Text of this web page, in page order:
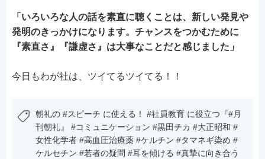
「いろいろな人の話を素直に聴くことは、新しい発見や
発明のきっかけになります。チャンスをつかむために
『素直さ』『謙虚さ』は大事なことだと感じました」
今日もわが社は、ツイてるツイてる！！
朝礼の #スピーチ に使える！ #社員教育 に役立つ『#月
刊朝礼』 #コミュニケーション #黒田チカ #大正昭和 #
女性化学者 #高血圧治療薬 #ケルチン #タマネギ染め #
ケルセチン #若者の疑問 #耳を傾ける #真摯に向き合う